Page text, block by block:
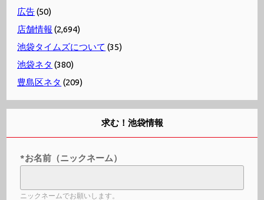
広告(50)
店舗情報 (2,694)
池袋タイムズについて (35)
池袋ネタ (380)
豊島区ネタ (209)
求む！池袋情報
*お名前（ニックネーム）
ニックネームでお願いします。